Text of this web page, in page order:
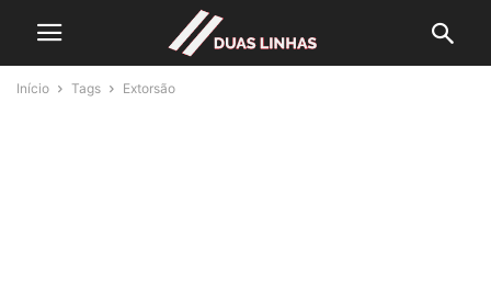
Início Tags Extorsão